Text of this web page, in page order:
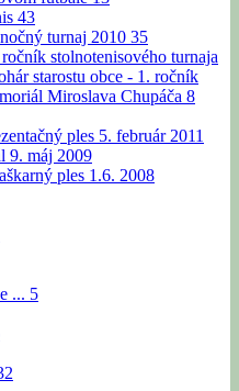
43
turnaj 2010 35
stolnotenisového turnaja
starostu obce - 1. ročník
Miroslava Chupáča 8
ples 5. február 2011
9. máj 2009
ples 1.6. 2008
... 5